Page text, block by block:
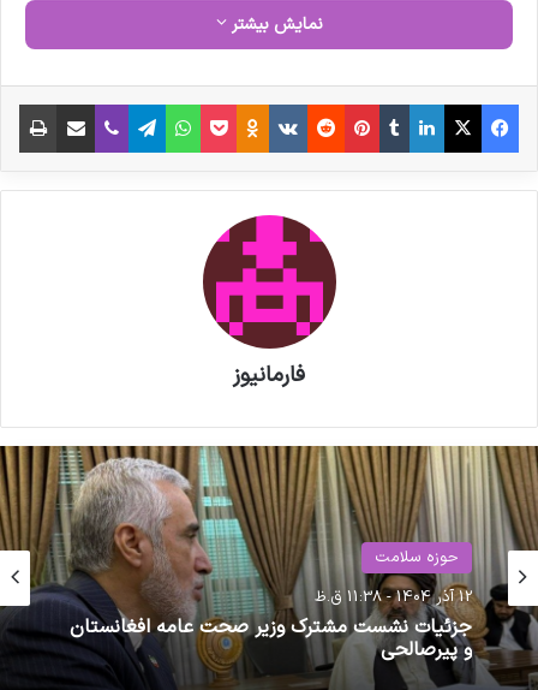
که حملات به زیر ساخت های دارویی، تجهیزات
حملات مجدد به این اماکن جلوگیری گردد.
این کمپین که توسط رسانه فارمانیوز ایران تهیه
گردیده است توسط ۵۴۰ نفر امضا و به نهادهای زیر
رفت
مصاحبه مشاور سندیکای تولید
کنندگان مواد دارویی، شیمیایی و
بسته بندی دارویی از روند تولید و
اقدامات دبیرخانه سندیکا در راستای
نمایش بیشتر
فیس بوک X لینکدین ‫تامبلر ‫پین‌ترست ‫رددیت ‫VKontakte
‫Odnoklassniki پاکت واتس آپ تلگرام وایبر اشتراک گذاری از طریق ایمیل
فارمانیوز
حوزه سلامت
12 آذر 1404 - 11:38 ق.ظ
حوزه سلامت
9 تیر 1405 - 2:31 ق.ظ